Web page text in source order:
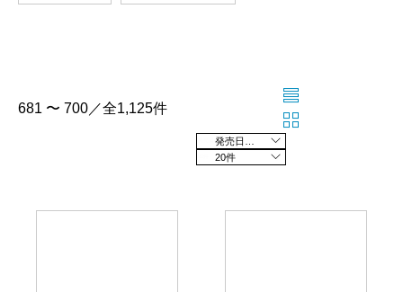
681 〜 700／全1,125件
20件